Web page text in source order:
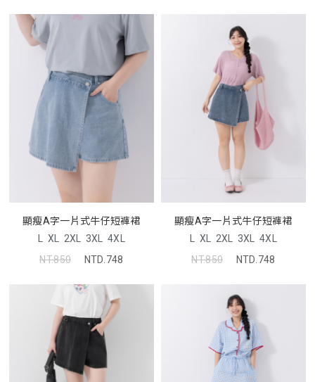
顯瘦A字一片式牛仔短褲裙
L XL 2XL 3XL 4XL
NT.850
NTD.748
顯瘦A字一片式牛仔短褲裙
L XL 2XL 3XL 4XL
NT.850
NTD.748